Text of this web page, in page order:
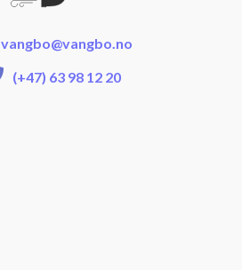
vangbo@vangbo.no
(+47) 63 98 12 20